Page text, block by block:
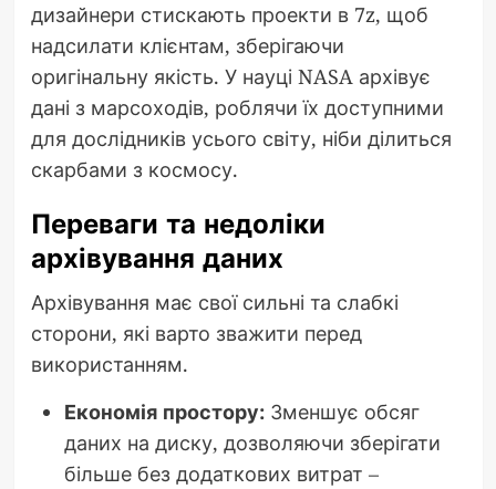
дизайнери стискають проекти в 7z, щоб
надсилати клієнтам, зберігаючи
оригінальну якість. У науці NASA архівує
дані з марсоходів, роблячи їх доступними
для дослідників усього світу, ніби ділиться
скарбами з космосу.
Переваги та недоліки
архівування даних
Архівування має свої сильні та слабкі
сторони, які варто зважити перед
використанням.
Економія простору:Зменшує обсяг
даних на диску, дозволяючи зберігати
більше без додаткових витрат –